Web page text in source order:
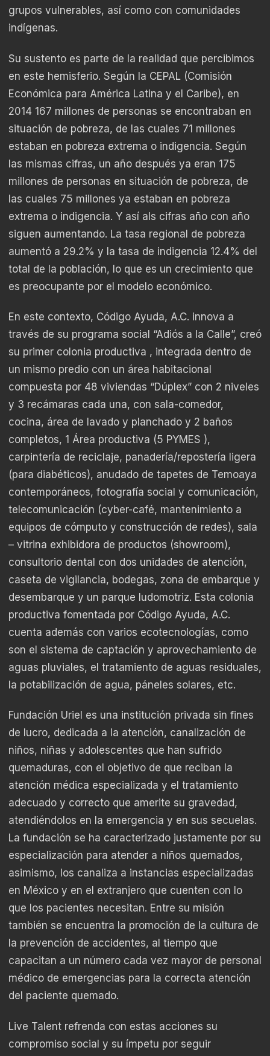
grupos vulnerables, así como con comunidades
indígenas.
Su sustento es parte de la realidad que percibimos
en este hemisferio. Según la CEPAL (Comisión
Económica para América Latina y el Caribe), en
2014 167 millones de personas se encontraban en
situación de pobreza, de las cuales 71 millones
estaban en pobreza extrema o indigencia. Según
las mismas cifras, un año después ya eran 175
millones de personas en situación de pobreza, de
las cuales 75 millones ya estaban en pobreza
extrema o indigencia. Y así als cifras año con año
siguen aumentando. La tasa regional de pobreza
aumentó a 29.2% y la tasa de indigencia 12.4% del
total de la población, lo que es un crecimiento que
es preocupante por el modelo económico.
En este contexto, Código Ayuda, A.C. innova a
través de su programa social “Adiós a la Calle”, creó
su primer colonia productiva , integrada dentro de
un mismo predio con un área habitacional
compuesta por 48 viviendas “Dúplex” con 2 niveles
y 3 recámaras cada una, con sala-comedor,
cocina, área de lavado y planchado y 2 baños
completos, 1 Área productiva (5 PYMES ),
carpintería de reciclaje, panadería/repostería ligera
(para diabéticos), anudado de tapetes de Temoaya
contemporáneos, fotografía social y comunicación,
telecomunicación (cyber-café, mantenimiento a
equipos de cómputo y construcción de redes), sala
– vitrina exhibidora de productos (showroom),
consultorio dental con dos unidades de atención,
caseta de vigilancia, bodegas, zona de embarque y
desembarque y un parque ludomotriz. Esta colonia
productiva fomentada por Código Ayuda, A.C.
cuenta además con varios ecotecnologías, como
son el sistema de captación y aprovechamiento de
aguas pluviales, el tratamiento de aguas residuales,
la potabilización de agua, páneles solares, etc.
Fundación Uriel es una institución privada sin fines
de lucro, dedicada a la atención, canalización de
niños, niñas y adolescentes que han sufrido
quemaduras, con el objetivo de que reciban la
atención médica especializada y el tratamiento
adecuado y correcto que amerite su gravedad,
atendiéndolos en la emergencia y en sus secuelas.
La fundación se ha caracterizado justamente por su
especialización para atender a niños quemados,
asimismo, los canaliza a instancias especializadas
en México y en el extranjero que cuenten con lo
que los pacientes necesitan. Entre su misión
también se encuentra la promoción de la cultura de
la prevención de accidentes, al tiempo que
capacitan a un número cada vez mayor de personal
médico de emergencias para la correcta atención
del paciente quemado.
Live Talent refrenda con estas acciones su
compromiso social y su ímpetu por seguir